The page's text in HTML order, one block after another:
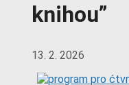
knihou”
13. 2. 2026